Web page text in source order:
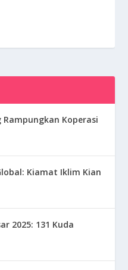
Rampungkan Koperasi
Kiamat Iklim Kian
2025: 131 Kuda